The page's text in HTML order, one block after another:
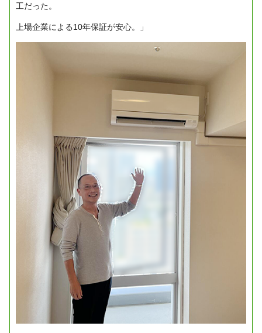
工だった。
上場企業による10年保証が安心。」